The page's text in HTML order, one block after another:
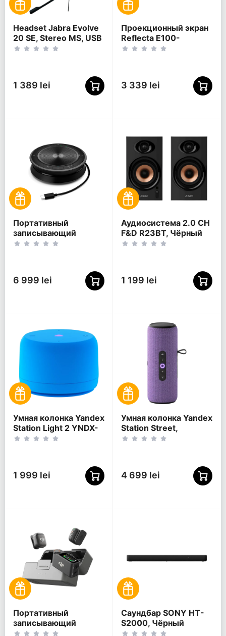
Headset Jabra Evolve
20 SE, Stereo MS, USB
C/A adapter, Leather,
1 389 lei
Проекционный экран
Reflecta E100-
W01MW, 100", 16:10
3 339 lei
Портативный
записывающий
микрофон EPOS
Проводной, Черный
6 999 lei
Аудиосистема 2.0 CH
F&D R23BT, Чёрный
1 199 lei
Умная колонка Yandex
Station Light 2 YNDX-
00028BLU, Синий
1 999 lei
Умная колонка Yandex
Station Street,
Фиолетовый
4 699 lei
Портативный
записывающий
микрофон DJI Mic 3 (2
Саундбар SONY HT-
S2000, Чёрный